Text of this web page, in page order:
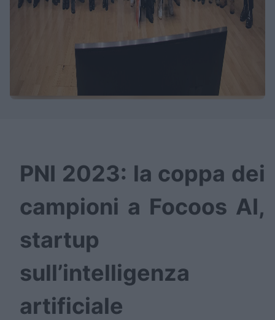
PNI 2023: la coppa dei
campioni a Focoos AI,
startup
sull’intelligenza
artificiale